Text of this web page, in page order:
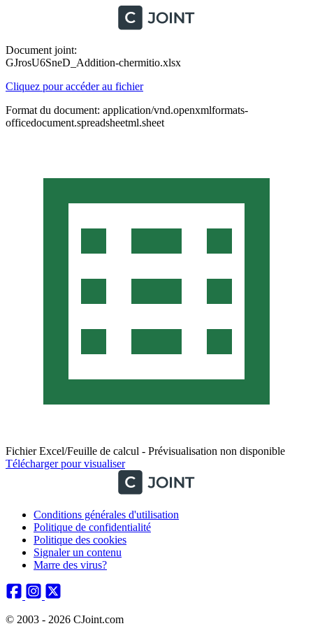
Document joint:
GJrosU6SneD_Addition-chermitio.xlsx
Cliquez pour accéder au fichier
Format du document: application/vnd.openxmlformats-
officedocument.spreadsheetml.sheet
Fichier Excel/Feuille de calcul - Prévisualisation non disponible
Télécharger pour visualiser
Conditions générales d'utilisation
Politique de confidentialité
Politique des cookies
Signaler un contenu
Marre des virus?
© 2003 - 2026 CJoint.com